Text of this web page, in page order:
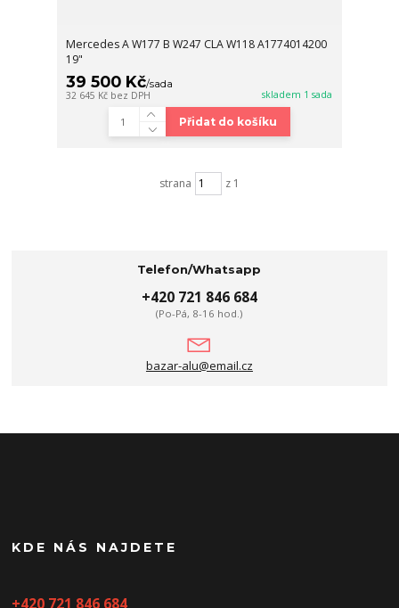
Mercedes A W177 B W247 CLA W118 A1774014200
19"
39 500 Kč/sada
32 645 Kč bez DPH skladem 1 sada
Přidat do košíku
strana z 1
Telefon/Whatsapp
+420 721 846 684
(Po-Pá, 8-16 hod.)
bazar-alu@email.cz
KDE NÁS NAJDETE
+420 721 846 684